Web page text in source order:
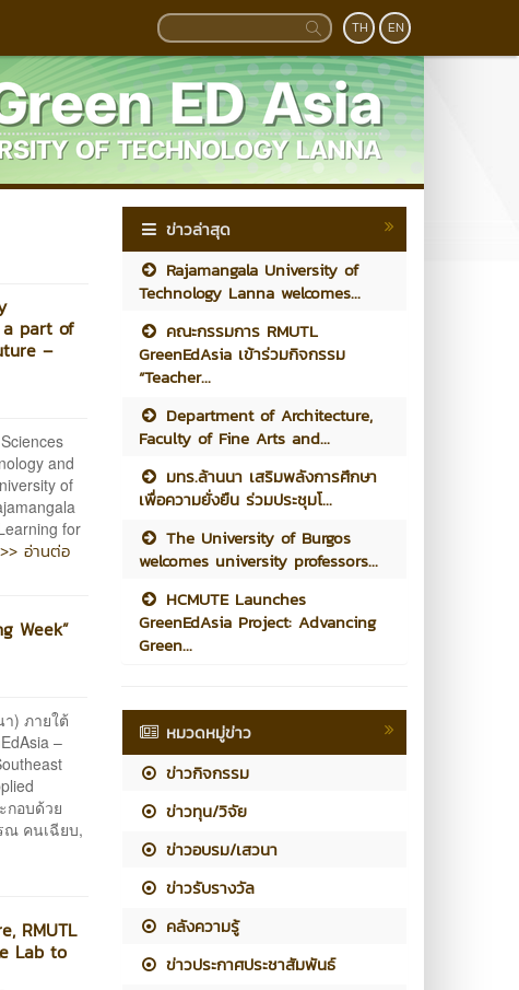
TH EN
a part of
–
and
of
for
>> อ่านต่อ
Week”
) ภายใต้
–
กอบด้วย
ณ คนเฉียบ,
RMUTL
Lab to
ข่าวล่าสุด
Rajamangala University of
Technology Lanna welcomes...
คณะกรรมการ RMUTL
GreenEdAsia เข้าร่วมกิจกรรม
“Teacher...
Department of Architecture,
Faculty of Fine Arts and...
มทร.ล้านนา เสริมพลังการศึกษา
เพื่อความยั่งยืน ร่วมประชุมโ...
The University of Burgos
welcomes university professors...
HCMUTE Launches
GreenEdAsia Project: Advancing
Green...
หมวดหมู่ข่าว
ข่าวกิจกรรม
ข่าวทุน/วิจัย
ข่าวอบรม/เสวนา
ข่าวรับรางวัล
คลังความรู้
ข่าวประกาศประชาสัมพันธ์